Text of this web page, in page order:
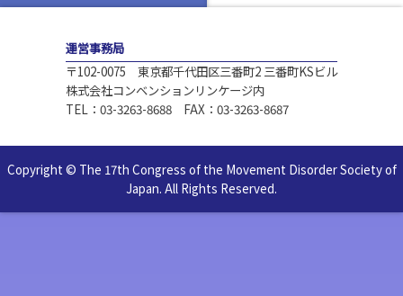
運営事務局
〒102-0075 東京都千代田区三番町2 三番町KSビル
株式会社コンベンションリンケージ内
TEL：03-3263-8688 FAX：03-3263-8687
Copyright © The 17th Congress of the Movement Disorder Society of
Japan. All Rights Reserved.